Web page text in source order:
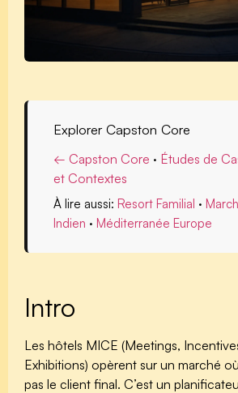
Explorer Capston Core
← Capston Core · Études de
et Contextes
À lire aussi: Resort Familial ·
Indien · Méditerranée Europe
Intro
Les hôtels MICE (Meetings,
Exhibitions) opèrent sur un marché
pas le client final. C’est un